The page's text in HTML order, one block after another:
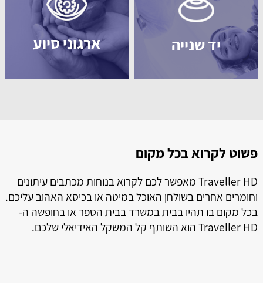
יד שנייה ארגוני סיוע
פשוט לקרוא בכל מקום
Traveller HD מאפשר לכם לקרוא בנוחות מכתבים עיתונים
וחומרים אחרים בשולחן האוכל במיטה או בכיסא האהוב עליכם.
בכל מקום בו תהיו בבית במשרד בבית הספר או בחופשה ה-
Traveller HD הוא השותף קל המשקל האידיאלי שלכם.